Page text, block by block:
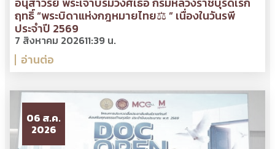
ฤทธิ์ “พระบิดาแห่งกฎหมายไทย⚖ ” เนื่องในวันรพี
ประจำปี 2569
7 สิงหาคม 202611:39 น.
อ่านต่อ
06 ส.ค.
2026